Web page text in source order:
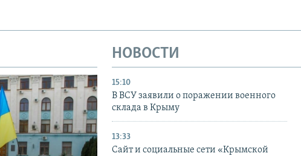
НОВОСТИ
15:10
В ВСУ заявили о поражении военного
склада в Крыму
13:33
Сайт и социальные сети «Крымской